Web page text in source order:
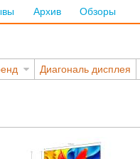
Архив Обзоры
Диагональ дисплея